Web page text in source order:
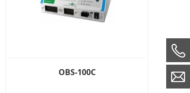
OBS-100C